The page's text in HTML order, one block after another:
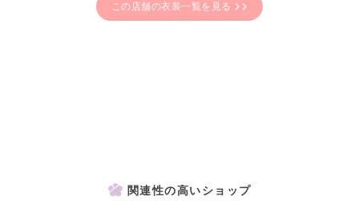
この店舗の衣装一覧を見る
関連性の高いショップ